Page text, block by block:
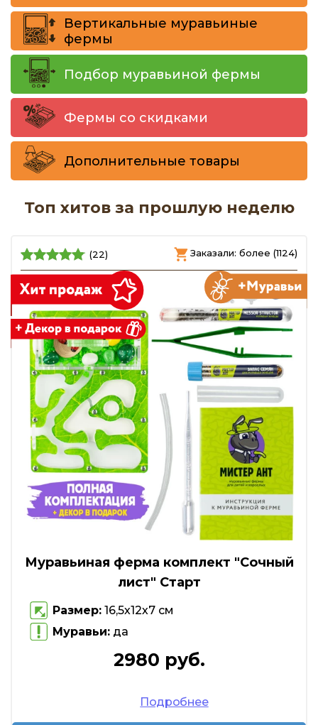
Вертикальные муравьиные
фермы
Подбор муравьиной фермы
Фермы со скидками
Дополнительные товары
Топ хитов за прошлую неделю
(22) Заказали: более (1124)
Муравьиная ферма комплект "Сочный
лист" Старт
Размер: 16,5х12х7 см
Муравьи: да
2980 руб.
Подробнее